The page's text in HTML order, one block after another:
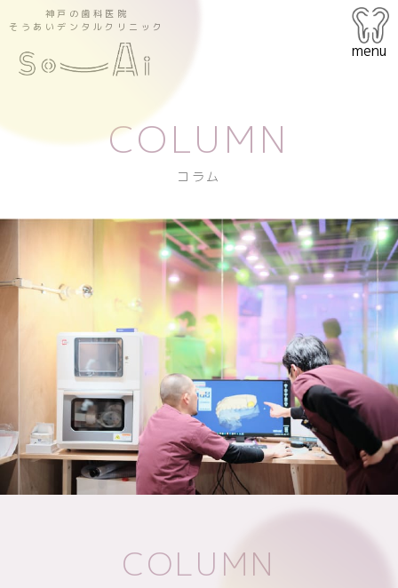
神戸の歯科医院
そうあいデンタルクリニック
menu
COLUMN
コラム
COLUMN